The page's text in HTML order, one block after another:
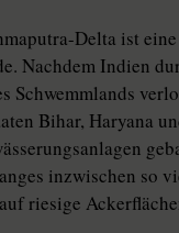
Delta ist
Nachdem Indien
Schwemmlands
Bihar, Haryana
inzwischen so
riesige